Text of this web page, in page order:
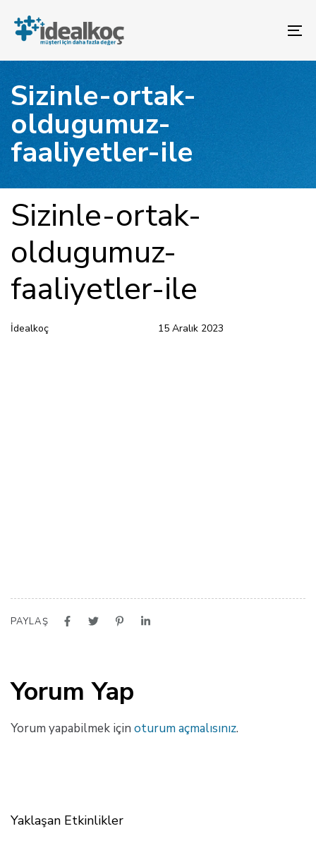
atla
gezinme
bölümüne
geç
İçeriğe
atlaSizinle-ortak-
oldugumuz-
faaliyetler-ile
Sizinle-ortak-
oldugumuz-
faaliyetler-ile
İdealkoç 15 Aralık 2023
PAYLAŞ
Yorum Yap
Yorum yapabilmek için oturum açmalısınız.
Yaklaşan Etkinlikler